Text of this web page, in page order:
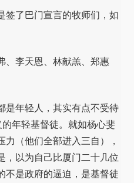
签了巴门宣言的牧师们，如
、李天恩、林献羔、郑惠
是年轻人，其实有点不受待
的年轻基督徒。就如杨心斐
（他们全部进入三自），
，以为自己比厦门二十几位
是政府的逼迫，是基督徒